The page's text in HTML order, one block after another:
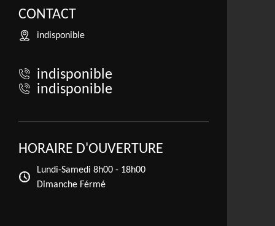
CONTACT
indisponible
indisponible
indisponible
HORAIRE D'OUVERTURE
Lundi-Samedi 8h00 - 18h00
Dimanche Férmé